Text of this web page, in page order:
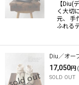
【Diu(
く大切
元、 手
ふれる
Diu／オー
17,050円
SOLD OUT